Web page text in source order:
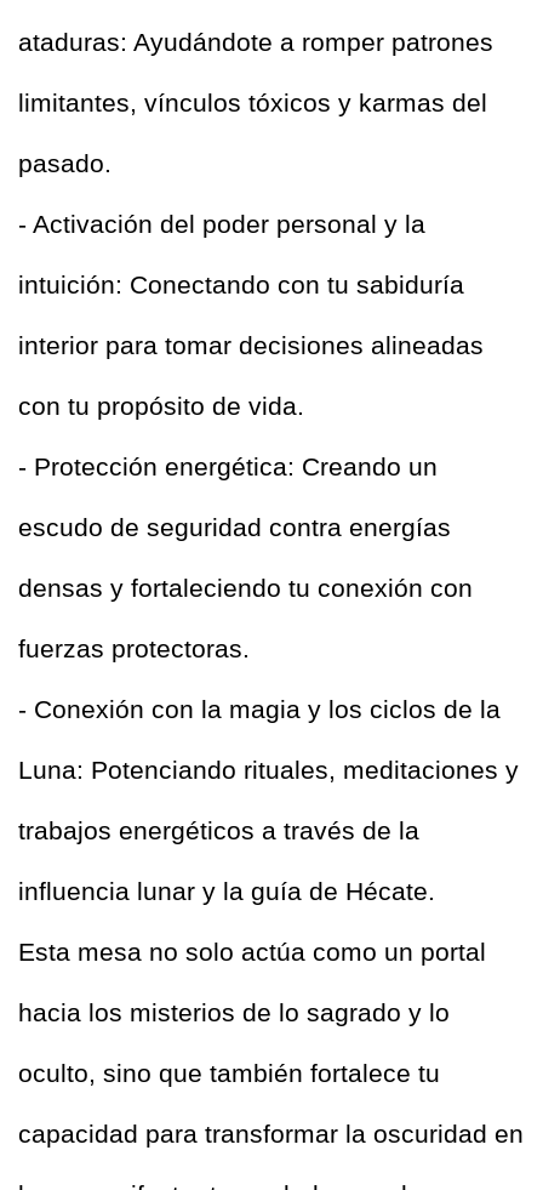
ataduras: Ayudándote a romper patrones
limitantes, vínculos tóxicos y karmas del
pasado.
- Activación del poder personal y la
intuición: Conectando con tu sabiduría
interior para tomar decisiones alineadas
con tu propósito de vida.
- Protección energética: Creando un
escudo de seguridad contra energías
densas y fortaleciendo tu conexión con
fuerzas protectoras.
- Conexión con la magia y los ciclos de la
Luna: Potenciando rituales, meditaciones y
trabajos energéticos a través de la
influencia lunar y la guía de Hécate.
Esta mesa no solo actúa como un portal
hacia los misterios de lo sagrado y lo
oculto, sino que también fortalece tu
capacidad para transformar la oscuridad en